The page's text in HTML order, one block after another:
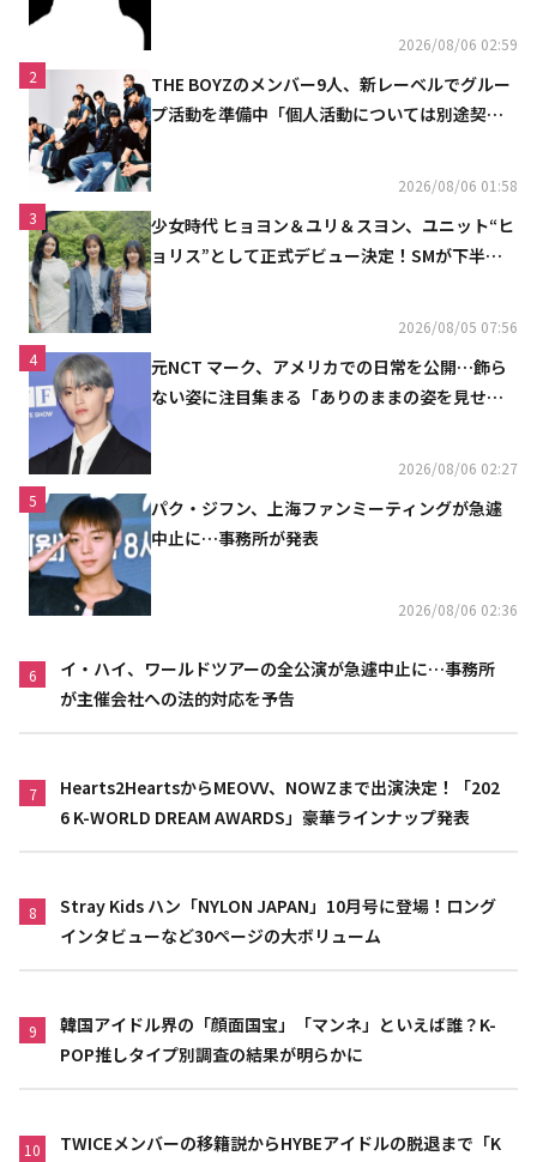
2026/08/06 02:59
2
THE BOYZのメンバー9人、新レーベルでグルー
プ活動を準備中「個人活動については別途契約
2026/08/06 01:58
3
少女時代 ヒョヨン＆ユリ＆スヨン、ユニット“ヒ
ョリス”として正式デビュー決定！SMが下半期
2026/08/05 07:56
4
元NCT マーク、アメリカでの日常を公開…飾ら
ない姿に注目集まる「ありのままの姿を見せた
2026/08/06 02:27
5
パク・ジフン、上海ファンミーティングが急遽
中止に…事務所が発表
2026/08/06 02:36
6
イ・ハイ、ワールドツアーの全公演が急遽中止に…事務所
が主催会社への法的対応を予告
7
Hearts2HeartsからMEOVV、NOWZまで出演決定！「202
6 K-WORLD DREAM AWARDS」豪華ラインナップ発表
8
Stray Kids ハン「NYLON JAPAN」10月号に登場！ロング
インタビューなど30ページの大ボリューム
9
韓国アイドル界の「顔面国宝」「マンネ」といえば誰？K-
POP推しタイプ別調査の結果が明らかに
10
TWICEメンバーの移籍説からHYBEアイドルの脱退まで「K